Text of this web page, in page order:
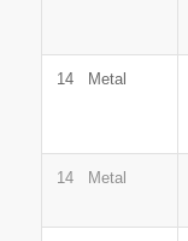
14 Metal
14 Metal